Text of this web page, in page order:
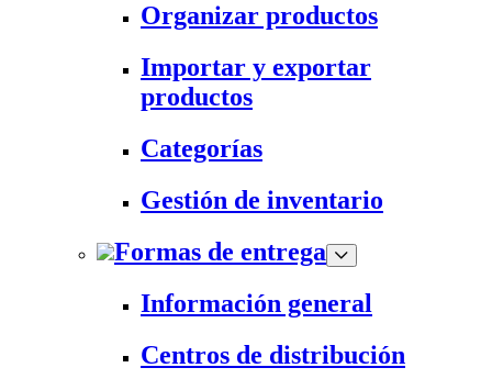
Organizar productos
Importar y exportar
productos
Categorías
Gestión de inventario
Formas de entrega
Información general
Centros de distribución